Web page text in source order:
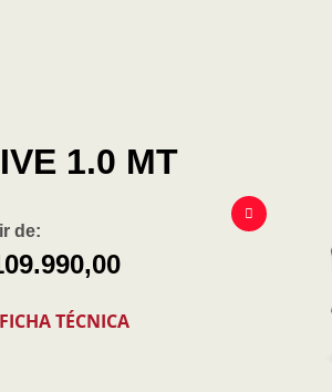
1.0 MT
de:
TÉCNICA